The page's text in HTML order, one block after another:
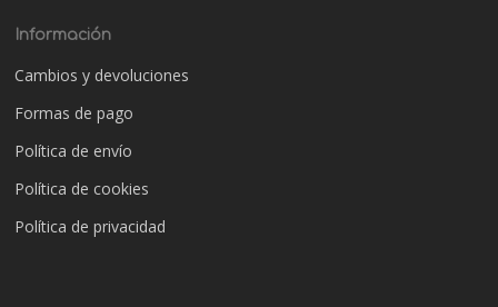
Información
Cambios y devoluciones
Formas de pago
Política de envío
Política de cookies
Política de privacidad